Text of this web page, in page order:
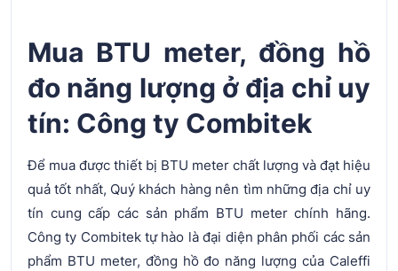
Mua BTU meter, đồng hồ
đo năng lượng ở địa chỉ uy
tín: Công ty Combitek
Để mua được thiết bị BTU meter chất lượng và đạt hiệu
quả tốt nhất, Quý khách hàng nên tìm những địa chỉ uy
tín cung cấp các sản phẩm BTU meter chính hãng.
Công ty Combitek tự hào là đại diện phân phối các sản
phẩm BTU meter, đồng hồ đo năng lượng của Caleffi